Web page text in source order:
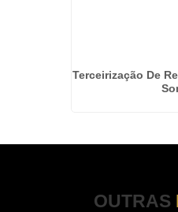
Terceirização De
OUTRAS